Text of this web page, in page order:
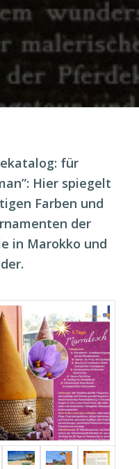
für
: Hier spiegelt
Farben und
der
in Marokko und